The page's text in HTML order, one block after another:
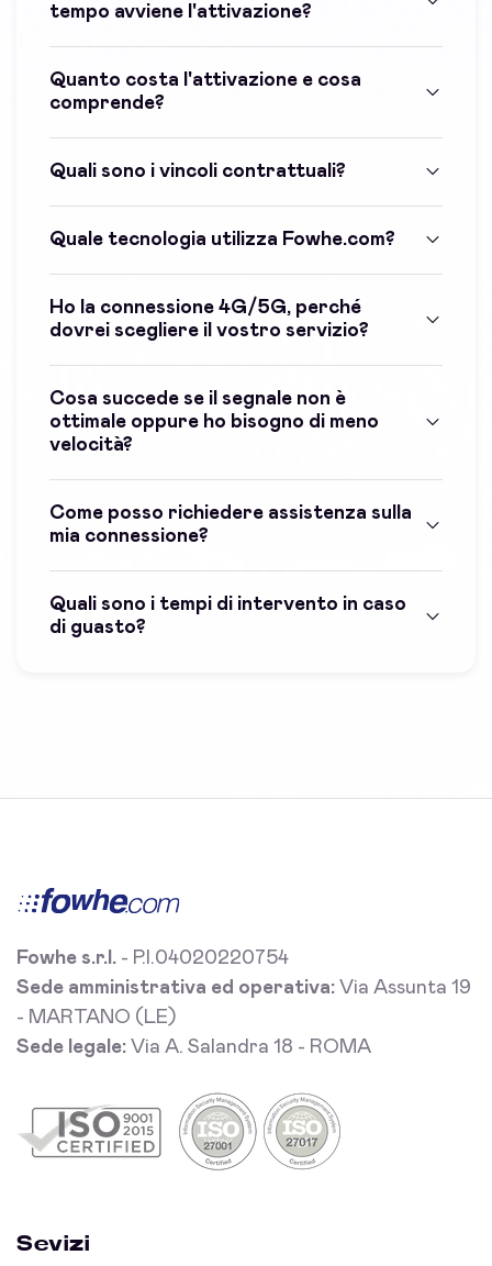
tempo avviene l'attivazione?
Quanto costa l'attivazione e cosa
comprende?
Quali sono i vincoli contrattuali?
Quale tecnologia utilizza Fowhe.com?
Ho la connessione 4G/5G, perché
dovrei scegliere il vostro servizio?
Cosa succede se il segnale non è
ottimale oppure ho bisogno di meno
velocità?
Come posso richiedere assistenza sulla
mia connessione?
Quali sono i tempi di intervento in caso
di guasto?
Fowhe s.r.l. - P.I.04020220754
Sede amministrativa ed operativa: Via Assunta 19
- MARTANO (LE)
Sede legale: Via A. Salandra 18 - ROMA
Sevizi